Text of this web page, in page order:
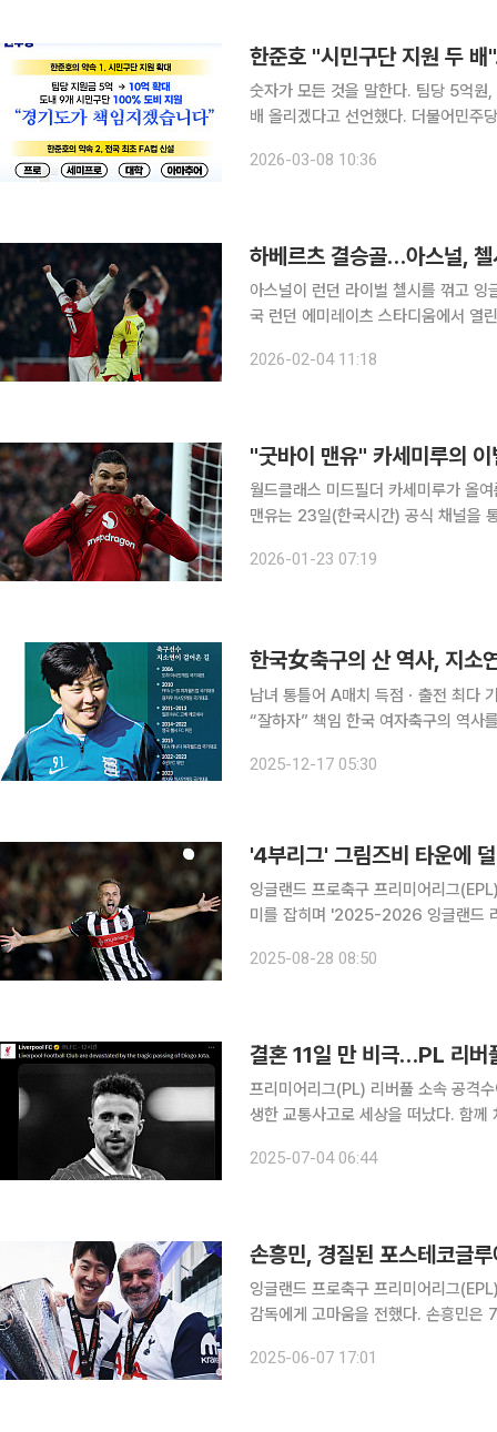
한준호 "시민구단 지원 두
숫자가 모든 것을 말한다. 팀당 5억원
배 올리겠다고 선언했다. 더불어민주당 경기도지사 경선후보인 한준호 국회의원(고양시을)이 7일
었다. △팀 당 지원금 5억원→10억원
2026-03-08 10:36
하베르츠 결승골…아스널,
아스널이 런던 라이벌 첼시를 꺾고 잉글랜드 카라
국 런던 에미레이츠 스타디움에서
진출을 확정했다. 승부는 경기
2026-02-04 11:18
"굿바이 맨유" 카세미루의 이
월드클래스 미드필더 카세미루가 올
맨유는 23일(한국시간) 공식 채널을
리드에서 루카 모드리치, 토니 크로스
2026-01-23 07:19
남녀 통틀어 A매치 득점ㆍ출전 최다
“잘하자” 책임 한국 여자축구의 역사를 말할 때 빼놓을 수 없는 인물이 바로 지소연 선수다. 최연소
여자 FA컵 우승 결승골 주인공, 미국
2025-12-17 05:30
'4부리그' 그림즈비 타운에
잉글랜드 프로축구 프리미어리그
미를 잡히며 '2025-2026 잉글랜드 리
즈비 타운과의 원정 경기에서 2-2로
2025-08-28 08:50
결혼 11일 만 비극…PL 리버
프리미어리그(PL) 리버풀 소속 공격
생한 교통사고로 세상을 떠났다. 함
나디야 구간에서 발생했다. 마르카 등
2025-07-04 06:44
손흥민, 경질된 포스테코글
잉글랜드 프로축구 프리미어리그
감독에게 고마움을 전했다. 손흥민은 7일 자신의 사회관계망서비스(SNS)를 통해 “감독님, 당신은
이 의심할 때에도 단 한 순간도 흔들
2025-06-07 17:01